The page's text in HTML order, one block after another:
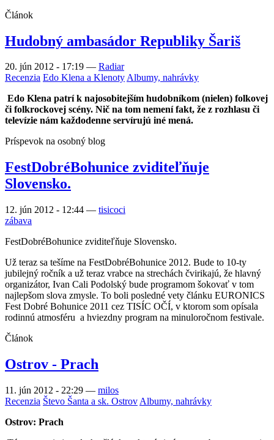
Článok
Hudobný ambasádor Republiky Šariš
20. jún 2012 - 17:19 — Radiar
Recenzia Edo Klena a KlenotyAlbumy, nahrávky
Edo Klena patrí k najosobitejším hudobníkom (nielen) folkovej
či folkrockovej scény. Nič na tom nemení fakt, že z rozhlasu či
televízie nám každodenne servírujú iné mená.
Príspevok na osobný blog
FestDobréBohunice zviditeľňuje
Slovensko.
12. jún 2012 - 12:44 — tisicoci
zábava
FestDobréBohunice zviditeľňuje Slovensko.
Už teraz sa tešíme na FestDobréBohunice 2012. Bude to 10-ty
jubilejný ročník a už teraz vrabce na strechách čvirikajú, že hlavný
organizátor, Ivan Cali Podolský bude programom šokovať v tom
najlepšom slova zmysle. To boli posledné vety článku EURONICS
Fest Dobré Bohunice 2011 cez TISÍC OČÍ, v ktorom som opísala
rodinnú atmosféru a hviezdny program na minuloročnom festivale.
Článok
Ostrov - Prach
11. jún 2012 - 22:29 — milos
Recenzia Števo Šanta a sk. Ostrov Albumy, nahrávky
Ostrov: Prach